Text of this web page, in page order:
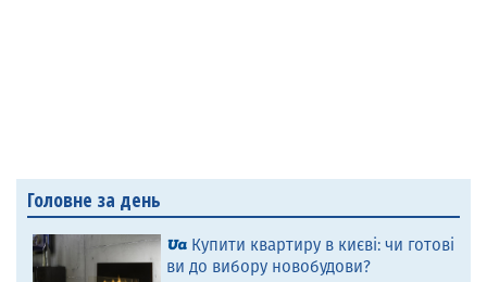
Головне за день
Купити квартиру в києві: чи готові
ви до вибору новобудови?